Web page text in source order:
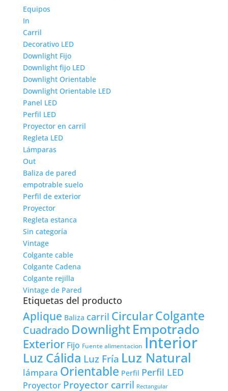
Equipos
In
Carril
Decorativo LED
Downlight Fijo
Downlight fijo LED
Downlight Orientable
Downlight Orientable LED
Panel LED
Perfil LED
Proyector en carril
Regleta LED
Lámparas
Out
Baliza de pared
empotrable suelo
Perfil de exterior
Proyector
Regleta estanca
Sin categoría
Vintage
Colgante cable
Colgante Cadena
Colgante rejilla
Vintage de Pared
Etiquetas del producto
Aplique Baliza carril CircularColgante
Cuadrado DownlightEmpotrado
Exterior Fijo Fuente alimentacion Interior
Luz Cálida Luz Fría Luz Natural
lámpara Orientable Perfil Perfil LED
Proyector Proyector carril Rectangular